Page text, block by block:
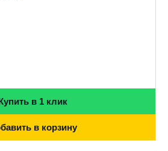
в 1 клик
в корзину